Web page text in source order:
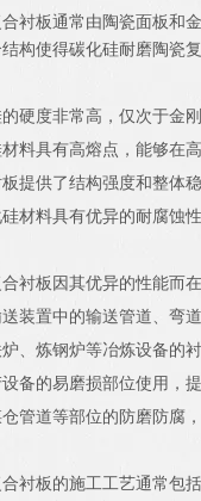
衬板通常由陶瓷面板和
构使得碳化硅耐磨陶瓷
硬度非常高，仅次于金
料具有高熔点，能够在
提供了结构强度和整体
材料具有优异的耐腐蚀
衬板因其优异的性能而
装置中的输送管道、弯
、炼钢炉等冶炼设备的
备的易磨损部位使用，
管道等部位的防磨防腐
衬板的施工工艺通常包